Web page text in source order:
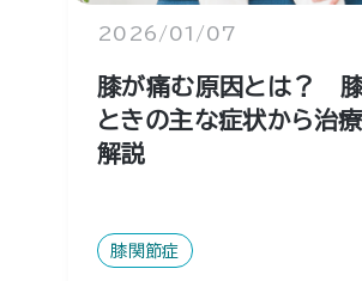
2026/01/07
膝が痛む原因とは？
ときの主な症状から治
解説
膝関節症